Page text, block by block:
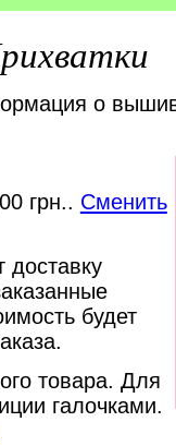
о
грн.. Сменить
доставку
будет
товара. Для
галочками.